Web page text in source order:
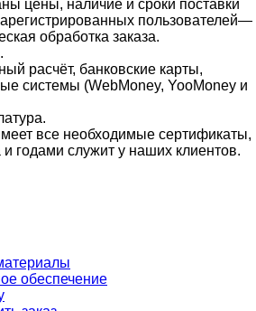
цены, наличие и сроки поставки
пользователей—
обработка заказа.
расчёт, банковские карты,
системы (WebMoney, YooMoney и
все необходимые сертификаты,
годами служит у наших клиентов.
обеспечение